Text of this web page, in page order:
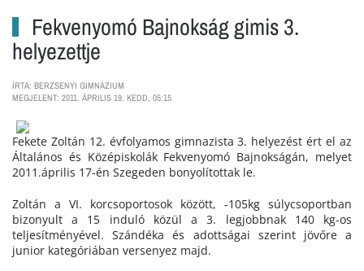
Fekvenyomó Bajnokság gimis 3.
helyezettje
ÍRTA: BERZSENYI GIMNÁZIUM
MEGJELENT: 2011. ÁPRILIS 19. KEDD, 05:15
Fekete Zoltán 12. évfolyamos gimnazista 3. helyezést ért el az
Általános és Középiskolák Fekvenyomó Bajnokságán, melyet
2011.április 17-én Szegeden bonyolítottak le.
Zoltán a VI. korcsoportosok között, -105kg súlycsoportban
bizonyult a 15 induló közül a 3. legjobbnak 140 kg-os
teljesítményével. Szándéka és adottságai szerint jövőre a
junior kategóriában versenyez majd.